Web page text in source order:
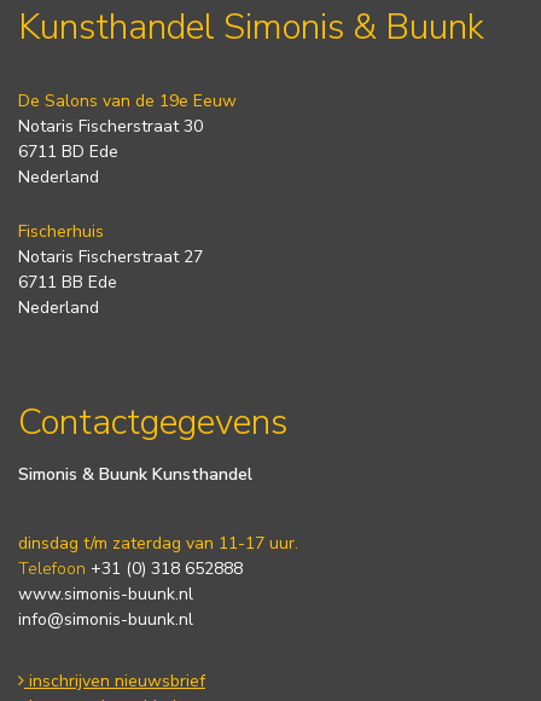
Kunsthandel Simonis & Buunk
De Salons van de 19e Eeuw
Notaris Fischerstraat 30
6711 BD Ede
Nederland
Fischerhuis
Notaris Fischerstraat 27
6711 BB Ede
Nederland
Contactgegevens
Simonis & Buunk Kunsthandel
dinsdag t/m zaterdag van 11-17 uur.
Telefoon +31 (0) 318 652888
www.simonis-buunk.nl
info@simonis-buunk.nl
inschrijven nieuwsbrief